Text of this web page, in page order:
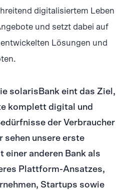
digitalisiertem Leben
und setzt dabei auf
Lösungen und
solarisBank eint das Ziel,
komplett digital und
der Verbraucher
sehen unsere erste
einer anderen Bank als
Plattform-Ansatzes,
Startups sowie